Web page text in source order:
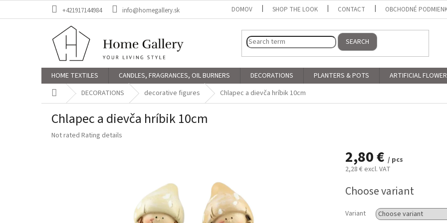
+421917144984 info@homegallery.sk DOMOV SHOP THE LOOK CONTACT OBCHODNÉ
SEARCH
HOME TEXTILES CANDLES, FRAGRANCES, OIL BURNERS DECORATIONS PLANTERS & POTS ARTIFICIAL
Home DECORATIONS decorative figures Chlapec a dievča hríbik 10cm
Chlapec a dievča hríbik 10cm
The
Not rated Rating details
2,80 € / pcs
2,28 € excl. VAT
price:
Choose variant
Variant